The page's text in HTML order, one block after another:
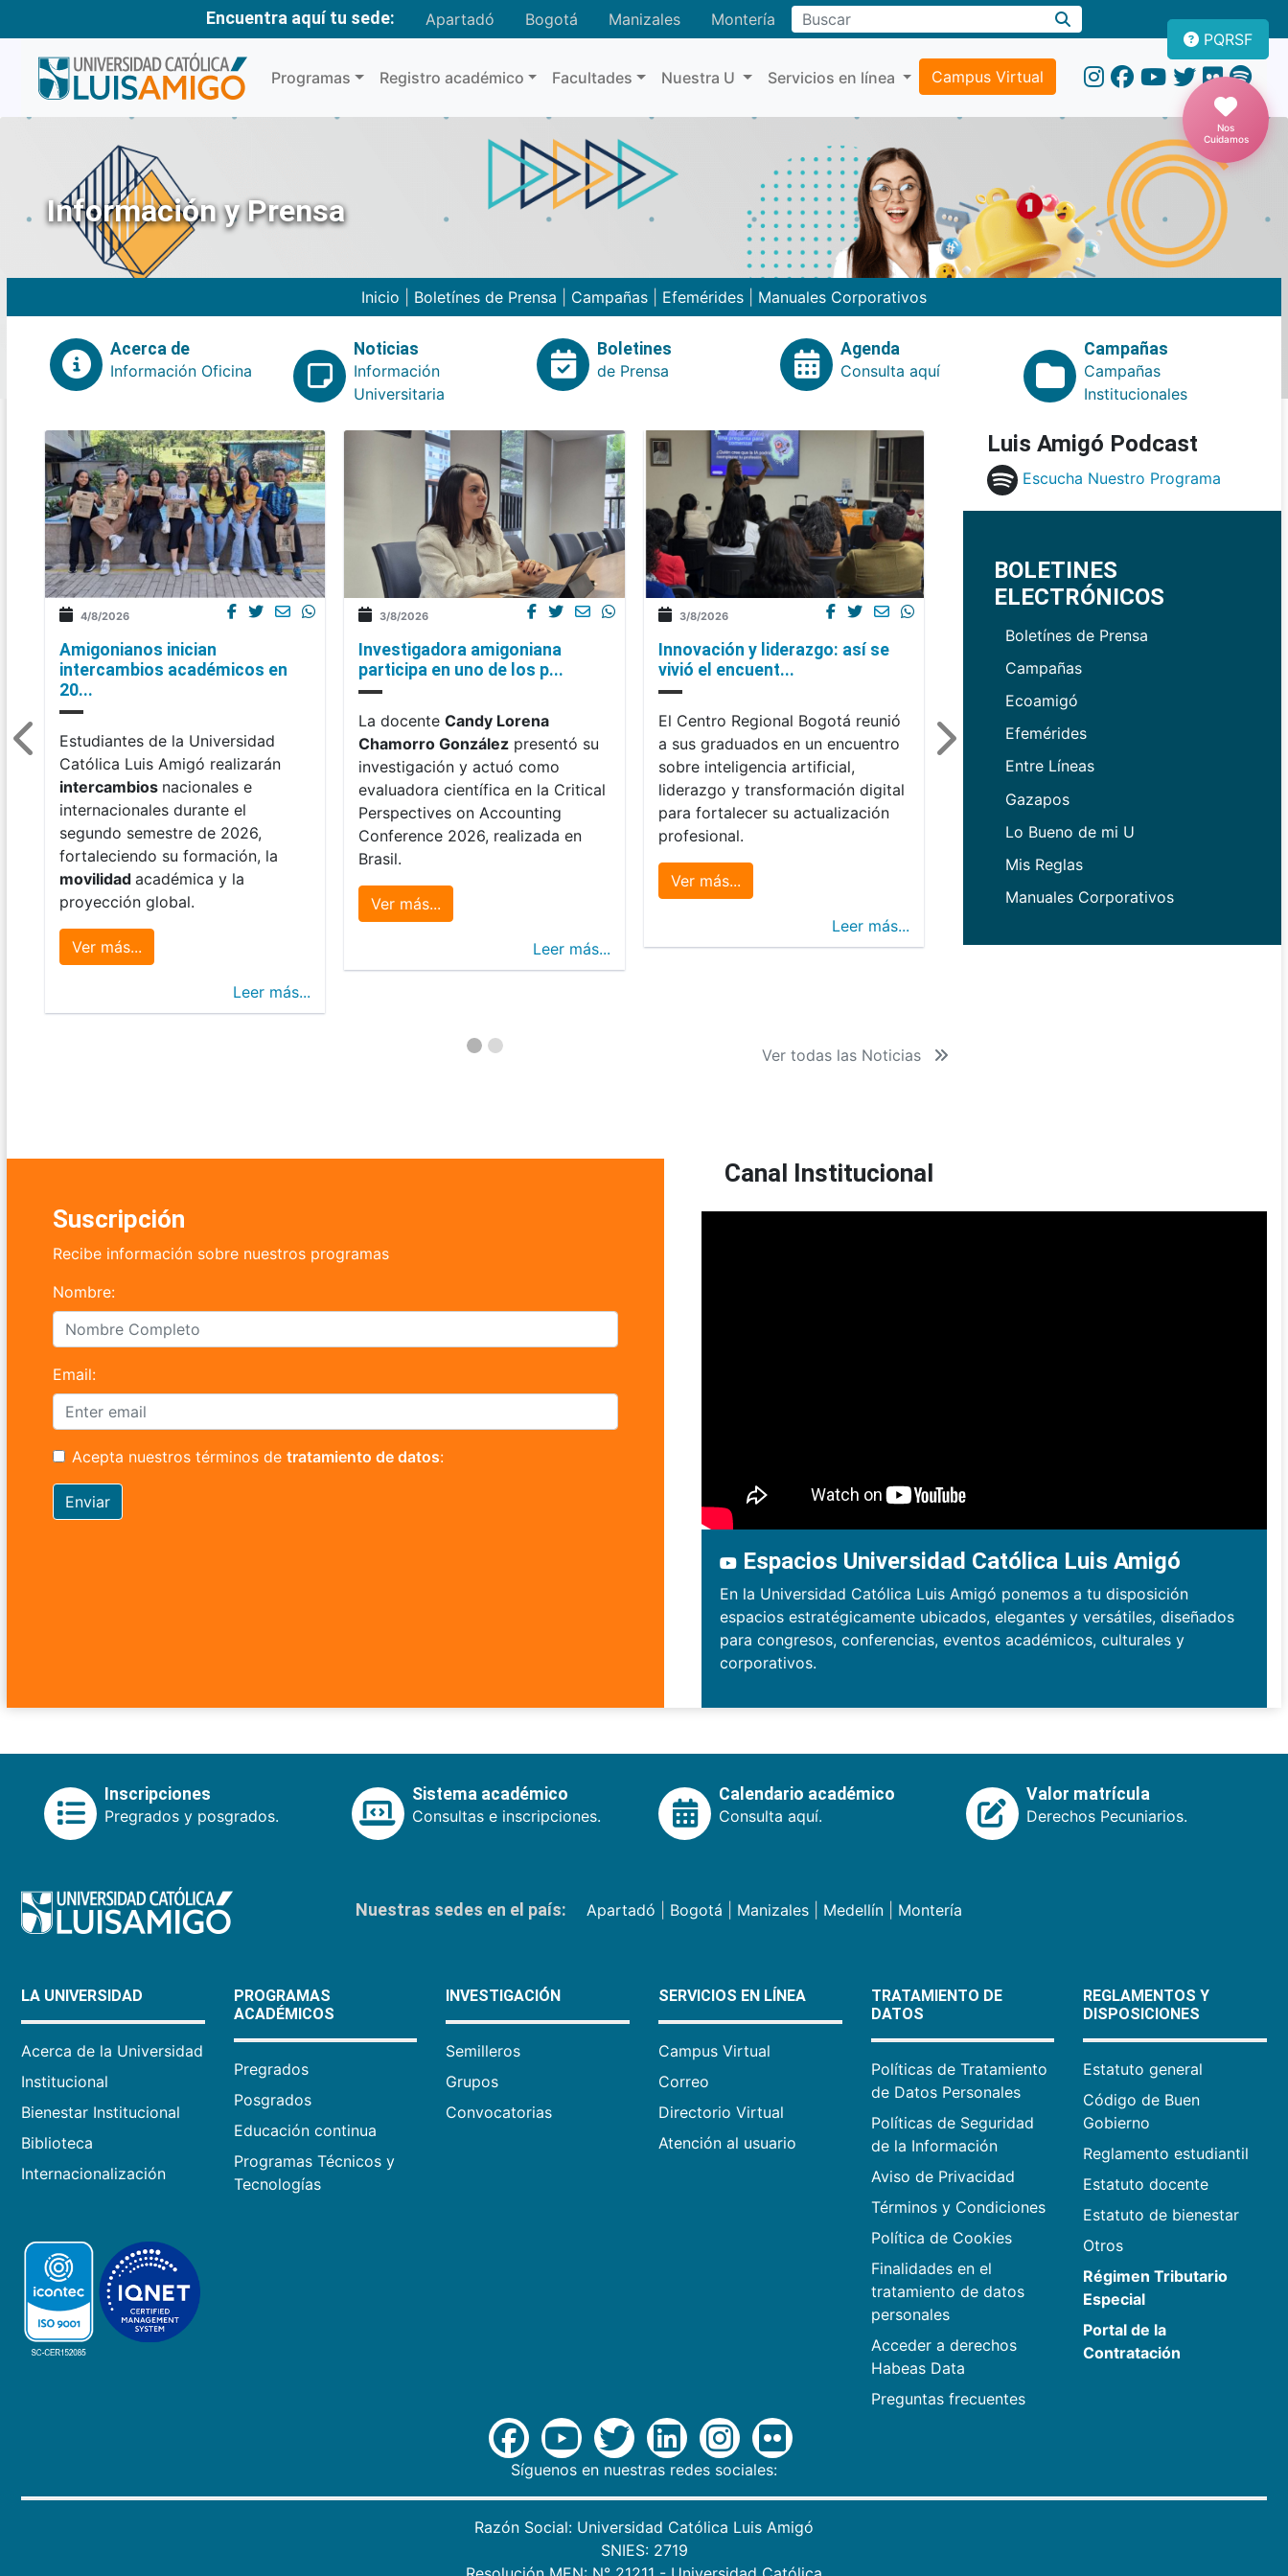
Encuentra aquí tu sede: Apartadó Bogotá Manizales MonteríaBuscar
Programas Registro académico Facultades Nuestra U Servicios en línea Campus Virtual
PQRSF
Nos
Cuidamos
Información y Prensa
Inicio Boletínes de Prensa Campañas Efemérides Manuales Corporativos
Acerca de
Información Oficina
Noticias
Información
Universitaria
Boletines
de Prensa
Agenda
Consulta aquí
Campañas
Campañas
Institucionales
4/8/2026
Amigonianos inician
intercambios académicos en
20...
Estudiantes de la Universidad
Católica Luis Amigó realizarán
intercambios nacionales e
internacionales durante el
segundo semestre de 2026,
fortaleciendo su formación, la
movilidad académica y la
proyección global.
Ver más...
Leer más...
3/8/2026
Investigadora amigoniana
participa en uno de los p...
La docenteCandy Lorena
Chamorro González presentó su
investigación y actuó como
evaluadora científica en la Critical
Perspectives on Accounting
Conference 2026, realizada en
Brasil.
Ver más...
Leer más...
3/8/2026
Innovación y liderazgo: así se
vivió el encuent...
El Centro Regional Bogotá reunió
a sus graduados en un encuentro
sobre inteligencia artificial,
liderazgo y transformación digital
para fortalecer su actualización
profesional.
Ver más...
Leer más...
Ver todas las Noticias
Luis Amigó Podcast
Escucha Nuestro Programa
BOLETINES
ELECTRÓNICOS
Boletínes de Prensa
Campañas
Ecoamigó
Efemérides
Entre Líneas
Gazapos
Lo Bueno de mi U
Mis Reglas
Manuales Corporativos
Suscripción
Recibe información sobre nuestros programas
Nombre:
Email:
Acepta nuestros términos de tratamiento de datos:
Enviar
Canal Institucional
Espacios Universidad Católica Luis Amigó
En la Universidad Católica Luis Amigó ponemos a tu disposición
espacios estratégicamente ubicados, elegantes y versátiles, diseñados
para congresos, conferencias, eventos académicos, culturales y
corporativos.
Inscripciones
Pregrados y posgrados.
Sistema académico
Consultas e inscripciones.
Calendario académico
Consulta aquí.
Valor matrícula
Derechos Pecuniarios.
Nuestras sedes en el país: Apartadó Bogotá Manizales| Medellín| Montería
LA UNIVERSIDAD
Acerca de la Universidad
Institucional
Bienestar Institucional
Biblioteca
Internacionalización
PROGRAMAS
ACADÉMICOS
Pregrados
Posgrados
Educación continua
Programas Técnicos y
Tecnologías
INVESTIGACIÓN
Semilleros
Grupos
Convocatorias
SERVICIOS EN LÍNEA
Campus Virtual
Correo
Directorio Virtual
Atención al usuario
TRATAMIENTO DE
DATOS
Políticas de Tratamiento
de Datos Personales
Políticas de Seguridad
de la Información
Aviso de Privacidad
Términos y Condiciones
Política de Cookies
Finalidades en el
tratamiento de datos
personales
Acceder a derechos
Habeas Data
Preguntas frecuentes
REGLAMENTOS Y
DISPOSICIONES
Estatuto general
Código de Buen
Gobierno
Reglamento estudiantil
Estatuto docente
Estatuto de bienestar
Otros
Régimen Tributario
Especial
Portal de la
Contratación
Síguenos en nuestras redes sociales:
Razón Social: Universidad Católica Luis Amigó
SNIES: 2719